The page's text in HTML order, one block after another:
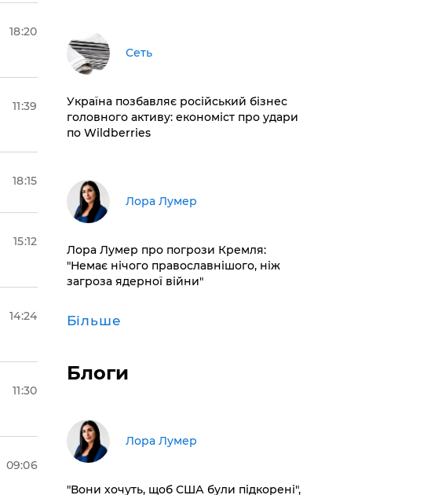
18:20
11:39
18:15
15:12
14:24
11:30
09:06
Сеть
​Україна позбавляє російський бізнес
головного активу: економіст про удари
по Wildberries
​Лора Лумер
Лора Лумер про погрози Кремля:
"Немає нічого православнішого, ніж
загроза ядерної війни"
Більше
Блоги
​Лора Лумер
"Вони хочуть, щоб США були підкорені",